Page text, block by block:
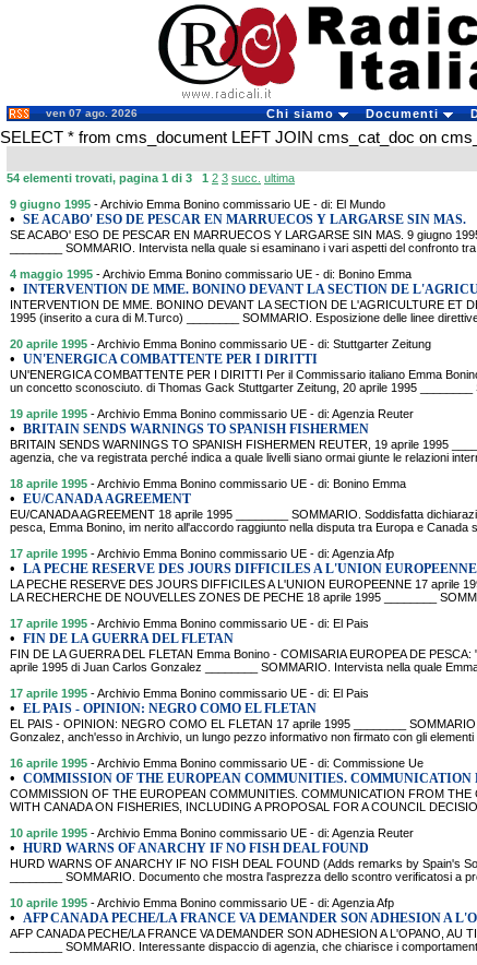
ven 07 ago. 2026 Chi siamo Documenti
SELECT * from cms_document LEFT JOIN cms_cat_doc on
54 elementi trovati, pagina 1 di 3 1 2 3 succ. ultima
9 giugno 1995 - Archivio Emma Bonino commissario UE - di: El Mundo
• SE ACABO' ESO DE PESCAR EN MARRUECOS Y LARGARSE SIN MAS.
SE ACABO' ESO DE PESCAR EN MARRUECOS Y LARGARSE SIN MAS. 9 giugno
________ SOMMARIO. Intervista nella quale si esaminano i vari aspetti del confronto
4 maggio 1995 - Archivio Emma Bonino commissario UE - di: Bonino Emma
• INTERVENTION DE MME. BONINO DEVANT LA SECTION DE
INTERVENTION DE MME. BONINO DEVANT LA SECTION DE L'AGRICULTURE ET
1995 (inserito a cura di M.Turco) ________ SOMMARIO. Esposizione delle linee
20 aprile 1995 - Archivio Emma Bonino commissario UE - di: Stuttgarter Zeitung
• UN'ENERGICA COMBATTENTE PER I DIRITTI
UN'ENERGICA COMBATTENTE PER I DIRITTI Per il Commissario italiano Emma
un concetto sconosciuto. di Thomas Gack Stuttgarter Zeitung, 20 aprile 1995
19 aprile 1995 - Archivio Emma Bonino commissario UE - di: Agenzia Reuter
• BRITAIN SENDS WARNINGS TO SPANISH FISHERMEN
BRITAIN SENDS WARNINGS TO SPANISH FISHERMEN REUTER, 19 aprile 1995
agenzia, che va registrata perché indica a quale livelli siano ormai giunte le relazioni
18 aprile 1995 - Archivio Emma Bonino commissario UE - di: Bonino Emma
• EU/CANADA AGREEMENT
EU/CANADA AGREEMENT 18 aprile 1995 ________ SOMMARIO. Soddisfatta
pesca, Emma Bonino, im nerito all'accordo raggiunto nella disputa tra Europa e Canada
17 aprile 1995 - Archivio Emma Bonino commissario UE - di: Agenzia Afp
• LA PECHE RESERVE DES JOURS DIFFICILES A L'UNION EUROPEENNE
LA PECHE RESERVE DES JOURS DIFFICILES A L'UNION EUROPEENNE 17 aprile
LA RECHERCHE DE NOUVELLES ZONES DE PECHE 18 aprile 1995 ________
17 aprile 1995 - Archivio Emma Bonino commissario UE - di: El Pais
• FIN DE LA GUERRA DEL FLETAN
FIN DE LA GUERRA DEL FLETAN Emma Bonino - COMISARIA EUROPEA DE
aprile 1995 di Juan Carlos Gonzalez ________ SOMMARIO. Intervista nella quale
17 aprile 1995 - Archivio Emma Bonino commissario UE - di: El Pais
• EL PAIS - OPINION: NEGRO COMO EL FLETAN
EL PAIS - OPINION: NEGRO COMO EL FLETAN 17 aprile 1995 ________
Gonzalez, anch'esso in Archivio, un lungo pezzo informativo non firmato con gli
16 aprile 1995 - Archivio Emma Bonino commissario UE - di: Commissione Ue
• COMMISSION OF THE EUROPEAN COMMUNITIES. COMMUNICATION
COMMISSION OF THE EUROPEAN COMMUNITIES. COMMUNICATION FROM
WITH CANADA ON FISHERIES, INCLUDING A PROPOSAL FOR A COUNCIL
10 aprile 1995 - Archivio Emma Bonino commissario UE - di: Agenzia Reuter
• HURD WARNS OF ANARCHY IF NO FISH DEAL FOUND
HURD WARNS OF ANARCHY IF NO FISH DEAL FOUND (Adds remarks by Spain's
________ SOMMARIO. Documento che mostra l'asprezza dello scontro verificatosi a
10 aprile 1995 - Archivio Emma Bonino commissario UE - di: Agenzia Afp
• AFP CANADA PECHE/LA FRANCE VA DEMANDER SON ADHESION A
AFP CANADA PECHE/LA FRANCE VA DEMANDER SON ADHESION A L'OPANO, AU
________ SOMMARIO. Interessante dispaccio di agenzia, che chiarisce i